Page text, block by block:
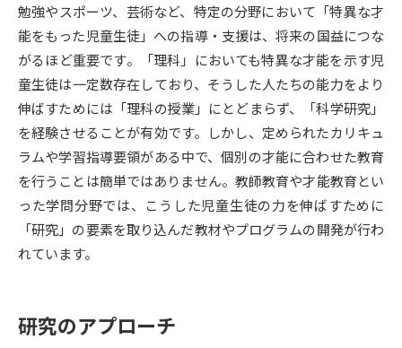
高等学校（情報）教員資格認定
試験
大学研究 大学検索
大学で学べる内容や特徴を調べる
新増設大学・学部・学科特集
国際・グローバルに強い大学特
集
データサイエンス特集
勉強やスポーツ、芸術など、特定の分野において「特異な才
能をもった児童生徒」への指導・支援は、将来の国益につな
がるほど重要です。「理科」においても特異な才能を示す児
童生徒は一定数存在しており、そうした人たちの能力をより
伸ばすためには「理科の授業」にとどまらず、「科学研究」
を経験させることが有効です。しかし、定められたカリキュ
ラムや学習指導要領がある中で、個別の才能に合わせた教育
を行うことは簡単ではありません。教師教育や才能教育とい
った学問分野では、こうした児童生徒の力を伸ばすために
「研究」の要素を取り込んだ教材やプログラムの開発が行わ
れています。
研究のアプローチ